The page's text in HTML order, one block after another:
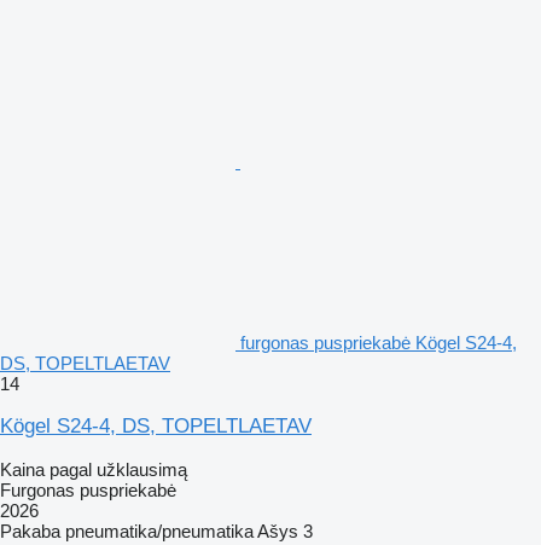
furgonas puspriekabė Kögel S24-4,
DS, TOPELTLAETAV
14
Kögel S24-4, DS, TOPELTLAETAV
Kaina pagal užklausimą
Furgonas puspriekabė
2026
Pakaba pneumatika/pneumatikaAšys 3